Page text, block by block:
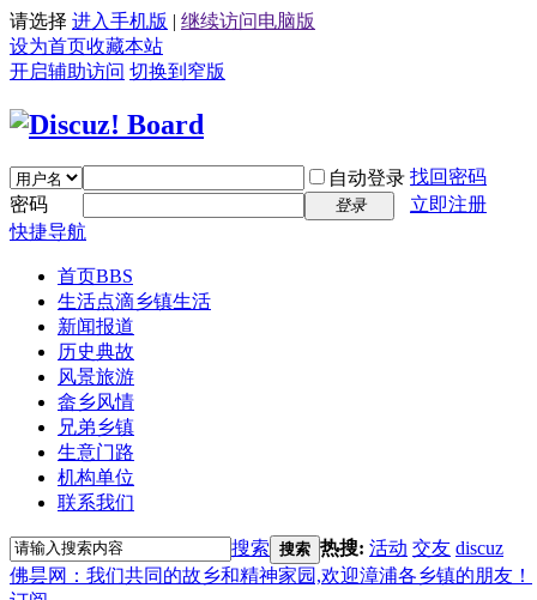
请选择 进入手机版 | 继续访问电脑版
设为首页收藏本站
开启辅助访问 切换到窄版
自动登录 找回密码
密码
登录
立即注册
快捷导航
首页BBS
生活点滴乡镇生活
新闻报道
历史典故
风景旅游
畲乡风情
兄弟乡镇
生意门路
机构单位
联系我们
搜索 搜索 热搜: 活动 交友 discuz
佛昙网：我们共同的故乡和精神家园,欢迎漳浦各乡镇的朋友！